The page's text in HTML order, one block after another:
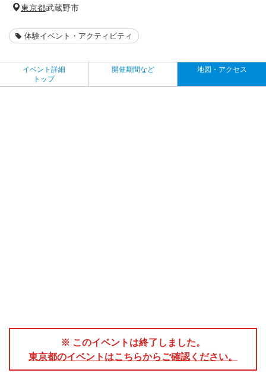
東京都武蔵野市
体験イベント・アクティビティ
イベント詳細
トップ
開催期間など 地図・アクセス
※ このイベントは終了しました。
東京都のイベントはこちらからご確認ください。